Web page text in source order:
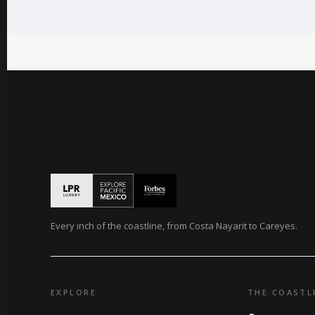
Every inch of the coastline, from Costa Nayarit to Careyes.
EXPLORE THE